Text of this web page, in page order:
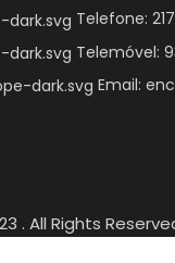
Telefone:
Telemóvel:
Email:
. All Rights